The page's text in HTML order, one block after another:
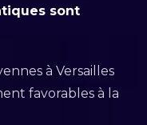
sont
à Versailles
favorables à la